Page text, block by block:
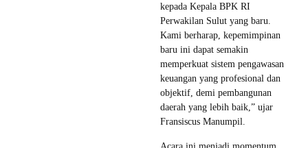
kepada Kepala BPK RI
Perwakilan Sulut yang baru.
Kami berharap, kepemimpinan
baru ini dapat semakin
memperkuat sistem pengawasan
keuangan yang profesional dan
objektif, demi pembangunan
daerah yang lebih baik,” ujar
Fransiscus Manumpil.